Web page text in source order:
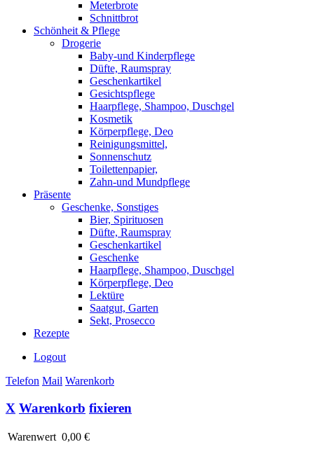
Meterbrote
Schnittbrot
Schönheit & Pflege
Drogerie
Baby-und Kinderpflege
Düfte, Raumspray
Geschenkartikel
Gesichtspflege
Haarpflege, Shampoo, Duschgel
Kosmetik
Körperpflege, Deo
Reinigungsmittel,
Sonnenschutz
Toilettenpapier,
Zahn-und Mundpflege
Präsente
Geschenke, Sonstiges
Bier, Spirituosen
Düfte, Raumspray
Geschenkartikel
Geschenke
Haarpflege, Shampoo, Duschgel
Körperpflege, Deo
Lektüre
Saatgut, Garten
Sekt, Prosecco
Rezepte
Logout
Telefon Mail Warenkorb
X Warenkorb fixieren
Warenwert 0,00 €